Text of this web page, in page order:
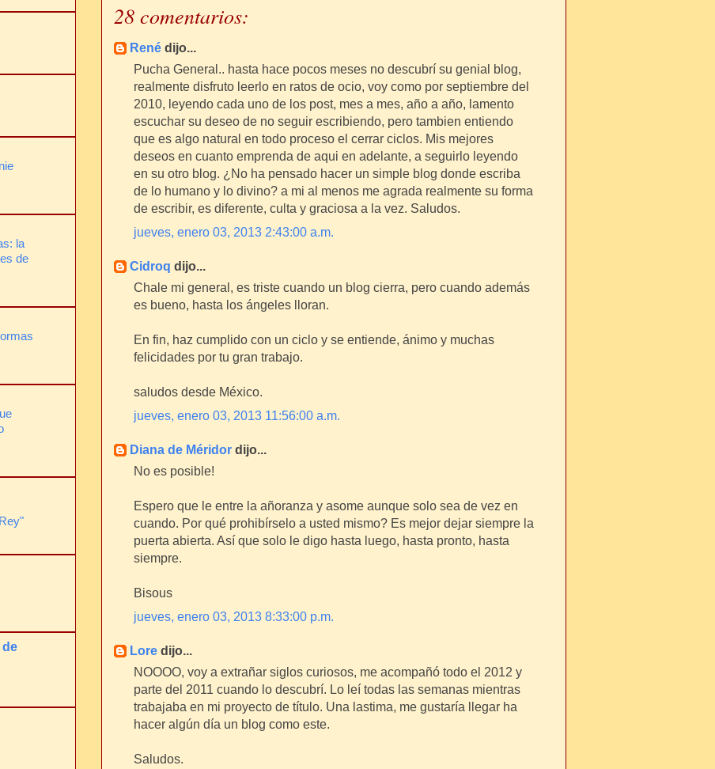
28 comentarios:
René dijo...
Pucha General.. hasta hace pocos meses no descubrí su genial blog,
realmente disfruto leerlo en ratos de ocio, voy como por septiembre del
2010, leyendo cada uno de los post, mes a mes, año a año, lamento
escuchar su deseo de no seguir escribiendo, pero tambien entiendo
que es algo natural en todo proceso el cerrar ciclos. Mis mejores
deseos en cuanto emprenda de aqui en adelante, a seguirlo leyendo
en su otro blog. ¿No ha pensado hacer un simple blog donde escriba
de lo humano y lo divino? a mi al menos me agrada realmente su forma
de escribir, es diferente, culta y graciosa a la vez. Saludos.
jueves, enero 03, 2013 2:43:00 a.m.
Cidroq dijo...
Chale mi general, es triste cuando un blog cierra, pero cuando además
es bueno, hasta los ángeles lloran.
En fin, haz cumplido con un ciclo y se entiende, ánimo y muchas
felicidades por tu gran trabajo.
saludos desde México.
jueves, enero 03, 2013 11:56:00 a.m.
Diana de Méridor dijo...
No es posible!
Espero que le entre la añoranza y asome aunque solo sea de vez en
cuando. Por qué prohibírselo a usted mismo? Es mejor dejar siempre la
puerta abierta. Así que solo le digo hasta luego, hasta pronto, hasta
siempre.
Bisous
jueves, enero 03, 2013 8:33:00 p.m.
Lore dijo...
NOOOO, voy a extrañar siglos curiosos, me acompañó todo el 2012 y
parte del 2011 cuando lo descubrí. Lo leí todas las semanas mientras
trabajaba en mi proyecto de título. Una lastima, me gustaría llegar ha
hacer algún día un blog como este.
Saludos.
la
de
de